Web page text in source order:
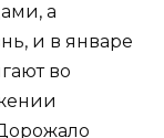
а
и в январе
во